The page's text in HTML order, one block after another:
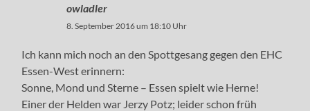
owladler
8. September 2016 um 18:10 Uhr
Ich kann mich noch an den Spottgesang gegen den EHC
Essen-West erinnern:
Sonne, Mond und Sterne – Essen spielt wie Herne!
Einer der Helden war Jerzy Potz; leider schon früh